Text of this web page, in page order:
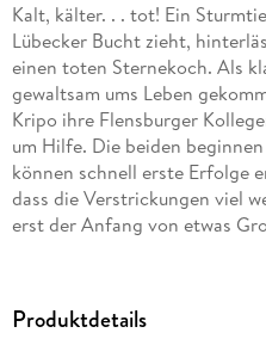
Kalt, kälter. . . tot! Ein
Lübecker Bucht zieht,
einen toten Sternekoch. Als
gewaltsam ums Leben
Kripo ihre Flensburger
um Hilfe. Die beiden
können schnell erste Erfolge
dass die Verstrickungen viel
erst der Anfang von etwas
Produktdetails